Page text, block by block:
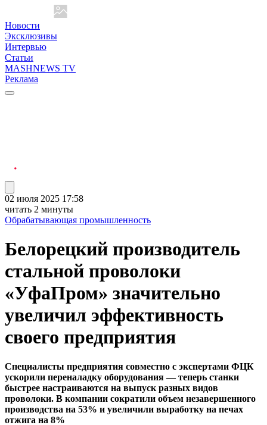
Новости
Эксклюзивы
Интервью
Статьи
MASHNEWS TV
Реклама
02 июля 2025 17:58
читать 2 минуты
Обрабатывающая промышленность
Белорецкий производитель
стальной проволоки
«УфаПром» значительно
увеличил эффективность
своего предприятия
Специалисты предприятия совместно с экспертами ФЦК
ускорили переналадку оборудования — теперь станки
быстрее настраиваются на выпуск разных видов
проволоки. В компании сократили объем незавершенного
производства на 53% и увеличили выработку на печах
отжига на 8%